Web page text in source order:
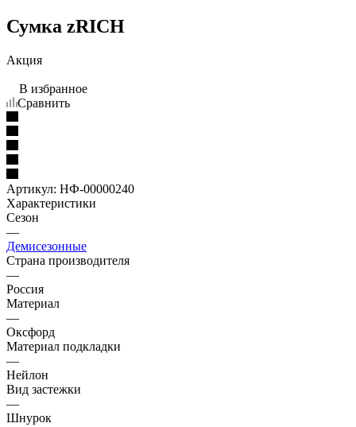
Сумка zRICH
Акция
В избранное
Сравнить
Артикул: НФ-00000240
Характеристики
Сезон
—
Демисезонные
Страна производителя
—
Россия
Материал
—
Оксфорд
Материал подкладки
—
Нейлон
Вид застежки
—
Шнурок